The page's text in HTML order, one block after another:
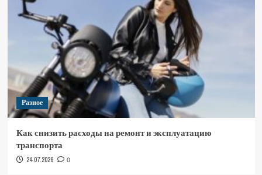
Разное
Как снизить расходы на ремонт и эксплуатацию
транспорта
24.07.2026 0